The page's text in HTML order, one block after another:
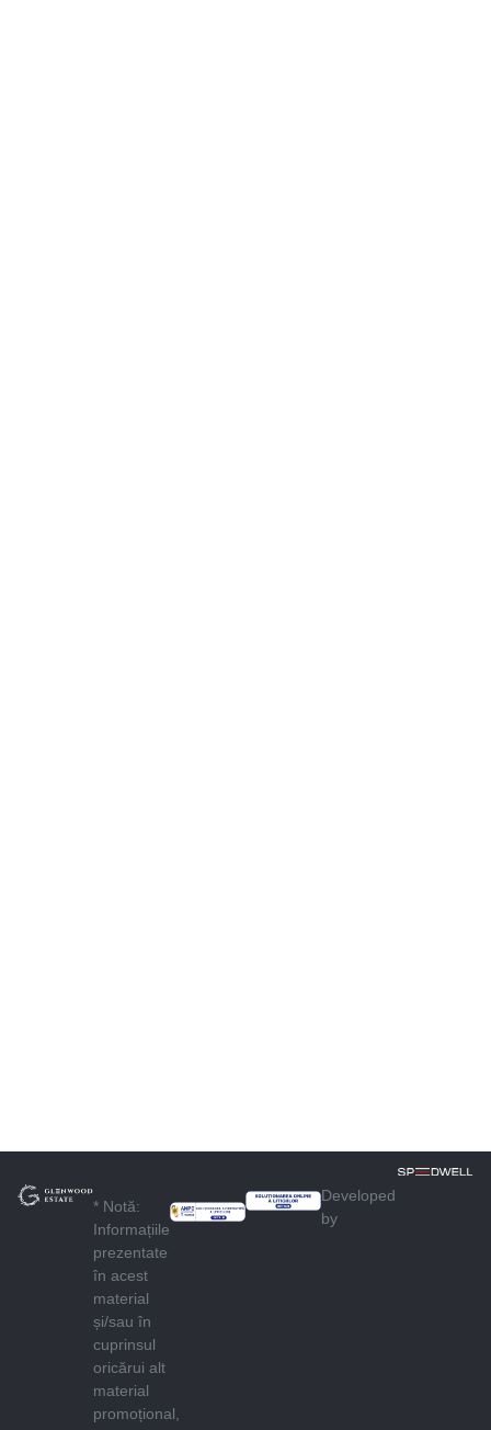
* Notă:
Informațiile
prezentate
în acest
material
și/sau în
cuprinsul
oricărui alt
material
promoțional,
Developed
by